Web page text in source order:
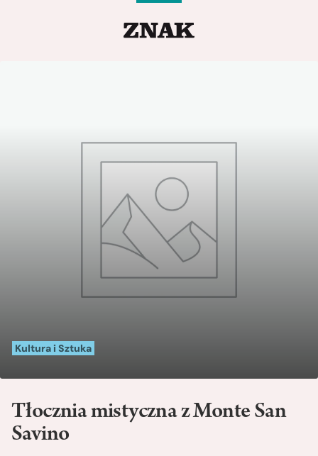
Kultura i Sztuka
Tłocznia mistyczna z Monte San
Savino